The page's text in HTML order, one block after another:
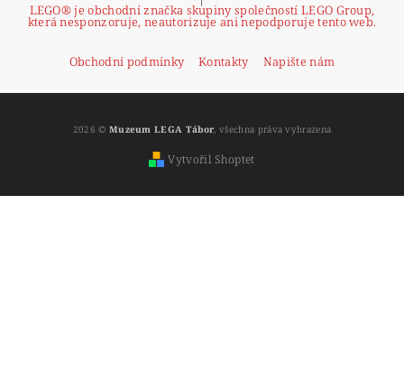
LEGO® je obchodní značka skupiny společností LEGO Group,
která nesponzoruje, neautorizuje ani nepodporuje tento web.
Obchodní podmínky Kontakty Napište nám
2026 © Muzeum LEGA Tábor, všechna práva vyhrazena
Vytvořil Shoptet